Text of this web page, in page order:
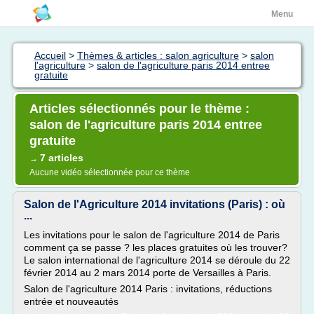
Menu
Accueil > Thèmes & articles : salon agriculture > salon
l'agriculture > salon de l'agriculture paris 2014 entree
gratuite
Articles sélectionnés pour le thème :
salon de l'agriculture paris 2014 entree
gratuite
→ 7 articles
Aucune vidéo sélectionnée pour ce thème
Salon de l'Agriculture 2014 invitations (Paris) : où
...
Les invitations pour le salon de l'agriculture 2014 de Paris
comment ça se passe ? les places gratuites où les trouver?
Le salon international de l'agriculture 2014 se déroule du 22
février 2014 au 2 mars 2014 porte de Versailles à Paris.
Salon de l'agriculture 2014 Paris : invitations, réductions
entrée et nouveautés